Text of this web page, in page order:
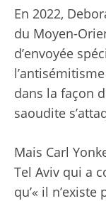
En 2022,
du Moyen-
d’envoyée
dans la façon
saoudite
Mais Carl
Tel Aviv qui a
qu’« il